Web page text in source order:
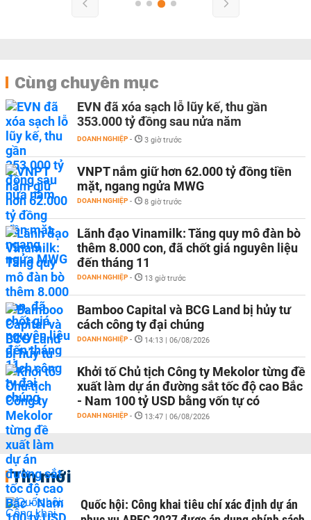
Cùng chuyên mục
EVN đã xóa sạch lỗ lũy kế, thu gần
353.000 tỷ đồng sau nửa năm
DOANH NGHIỆP - 3 giờ trước
VNPT nắm giữ hơn 62.000 tỷ đồng tiền
mặt, ngang ngửa MWG
DOANH NGHIỆP - 8 giờ trước
Lãnh đạo Vinamilk: Tăng quy mô đàn bò
thêm 8.000 con, đã chốt giá nguyên liệu
đến tháng 11
DOANH NGHIỆP - 13 giờ trước
Bamboo Capital và BCG Land bị hủy tư
cách công ty đại chúng
DOANH NGHIỆP - 14:13 | 06/08/2026
Khởi tố Chủ tịch Công ty Mekolor từng đề
xuất làm dự án đường sắt tốc độ cao Bắc
- Nam 100 tỷ USD bằng vốn tự có
DOANH NGHIỆP - 13:47 | 06/08/2026
Tin mới
Quốc hội: Công khai tiêu chí xác định dự án